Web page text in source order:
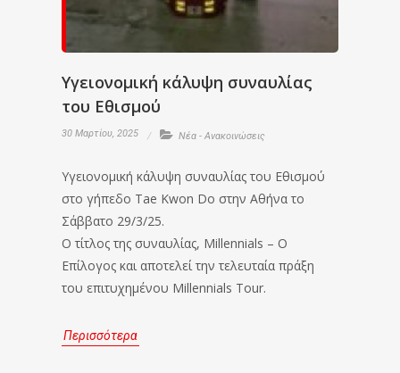
Υγειονομική κάλυψη συναυλίας
του Εθισμού
30 Μαρτίου, 2025 Νέα - Ανακοινώσεις
Υγειονομική κάλυψη συναυλίας του Εθισμού
στο γήπεδο Tae Kwon Do στην Αθήνα το
Σάββατο 29/3/25.
Ο τίτλος της συναυλίας, Millennials – Ο
Επίλογος και αποτελεί την τελευταία πράξη
του επιτυχημένου Millennials Tour.
Περισσότερα